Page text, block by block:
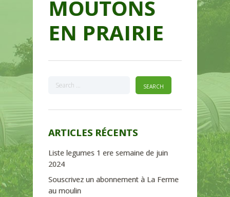
MOUTONS
EN PRAIRIE
ARTICLES RÉCENTS
Liste legumes 1 ere semaine de juin
2024
Souscrivez un abonnement à La Ferme
au moulin